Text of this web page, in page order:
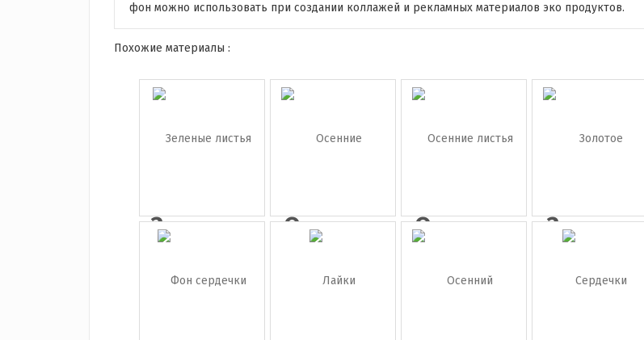
фон можно использовать при создании коллажей и рекламных материалов эко продуктов.
Похожие материалы :
Зеленые
листья
Осенние
кленовые
...
Осенние
листья
на...
Золотое
конфетти